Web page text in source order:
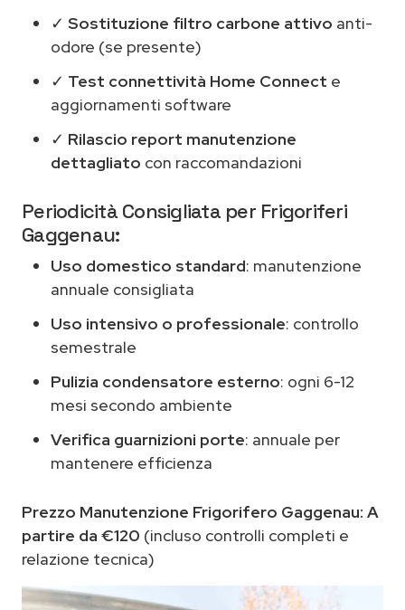
✓ Sostituzione filtro carbone attivo anti-
odore (se presente)
✓ Test connettività Home Connect e
aggiornamenti software
✓ Rilascio report manutenzione
dettagliato con raccomandazioni
Periodicità Consigliata per Frigoriferi
Gaggenau:
Uso domestico standard: manutenzione
annuale consigliata
Uso intensivo o professionale: controllo
semestrale
Pulizia condensatore esterno: ogni 6-12
mesi secondo ambiente
Verifica guarnizioni porte: annuale per
mantenere efficienza
Prezzo Manutenzione Frigorifero Gaggenau: A
partire da €120 (incluso controlli completi e
relazione tecnica)